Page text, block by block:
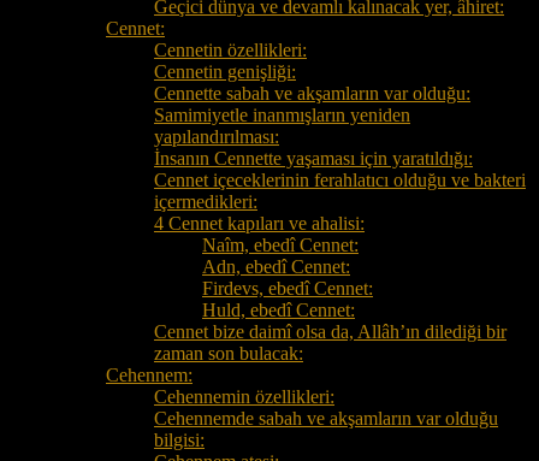
Geçici dünya ve devamlı kalınacak yer, âhiret:
Cennet:
Cennetin özellikleri:
Cennetin genişliği:
Cennette sabah ve akşamların var olduğu:
Samimiyetle inanmışların yeniden
yapılandırılması:
İnsanın Cennette yaşaması için yaratıldığı:
Cennet içeceklerinin ferahlatıcı olduğu ve bakteri
içermedikleri:
4 Cennet kapıları ve ahalisi:
Naîm, ebedî Cennet:
Adn, ebedî Cennet:
Firdevs, ebedî Cennet:
Huld, ebedî Cennet:
Cennet bize daimî olsa da, Allâh’ın dilediği bir
zaman son bulacak:
Cehennem:
Cehennemin özellikleri:
Cehennemde sabah ve akşamların var olduğu
bilgisi: